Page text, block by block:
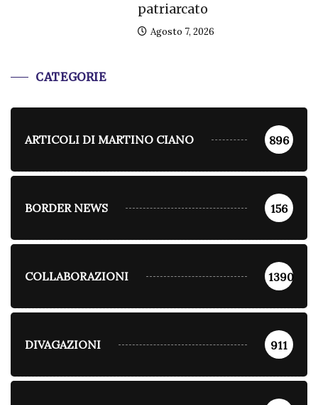
patriarcato
Agosto 7, 2026
CATEGORIE
ARTICOLI DI MARTINO CIANO 896
BORDER NEWS 156
COLLABORAZIONI 1390
DIVAGAZIONI 911